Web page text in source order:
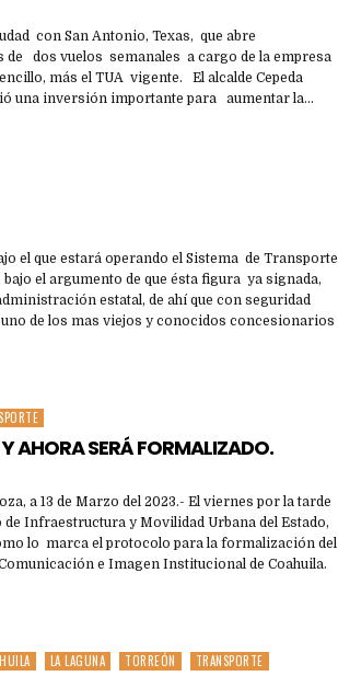
con San Antonio, Texas, que abre
dos vuelos semanales a cargo de la empresa
más el TUA vigente. El alcalde Cepeda
una inversión importante para aumentar la…
el que estará operando el Sistema de Transporte
el argumento de que ésta figura ya signada,
estatal, de ahí que con seguridad
de los mas viejos y conocidos concesionarios
AHORA SERÁ FORMALIZADO.
a 13 de Marzo del 2023.- El viernes por la tarde
Infraestructura y Movilidad Urbana del Estado,
lo marca el protocolo para la formalización del
e Imagen Institucional de Coahuila.
LA LAGUNA TORREÓN TRANSPORTE